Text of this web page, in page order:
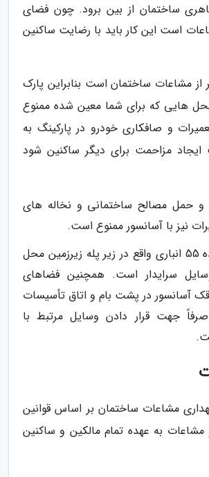
ساختمان از بین برود. چون فضای
است این کار باید با رضایت ساکنین
از مشاعات ساختمان است بنابراین پارک
هایی که برای شما معین شده ممنوع
و صافکاری خودرو در پارکینگ به
ایجاد مزاحمت برای دیگر ساکنین شود
حمل مصالح ساختمانی و نخاله های
نیز با آسانسور ممنوع است.
بر اساس ماده 55 انباری واقع در زیر پله زیرزمین محل
سرایدار است. همچنین فضاهای
آسانسور در پشت بام و اتاق تأسیسات
صرفاً جهت قرار دادن وسایل مرتبط با
مشاعات ساختمان بر اساس قوانین
مشاعات به عهده تمام مالکین و ساکنین